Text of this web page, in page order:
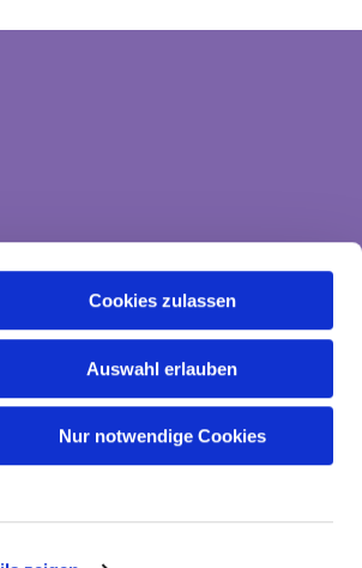
Cookies zulassen
Auswahl erlauben
Nur notwendige Cookies